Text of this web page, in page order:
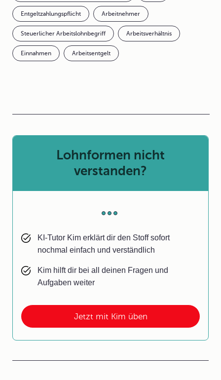
Entgeltzahlungspflicht Arbeitnehmer
Steuerlicher Arbeitslohnbegriff Arbeitsverhältnis
Einnahmen Arbeitsentgelt
Jetzt mit Kim üben
Lohnformen nicht
verstanden?
KI-Tutor Kim erklärt dir den Stoff sofort
nochmal einfach und verständlich
Kim hilft dir bei all deinen Fragen und
Aufgaben weiter